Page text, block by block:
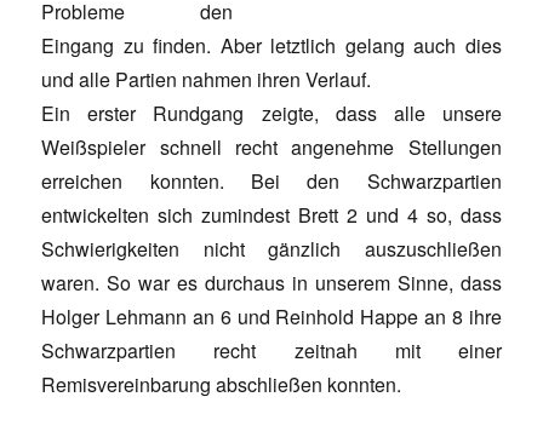
Probleme den
Eingang zu finden. Aber letztlich gelang auch dies
und alle Partien nahmen ihren Verlauf.
Ein erster Rundgang zeigte, dass alle unsere
Weißspieler schnell recht angenehme Stellungen
erreichen konnten. Bei den Schwarzpartien
entwickelten sich zumindest Brett 2 und 4 so, dass
Schwierigkeiten nicht gänzlich auszuschließen
waren. So war es durchaus in unserem Sinne, dass
Holger Lehmann an 6 und Reinhold Happe an 8 ihre
Schwarzpartien recht zeitnah mit einer
Remisvereinbarung abschließen konnten.